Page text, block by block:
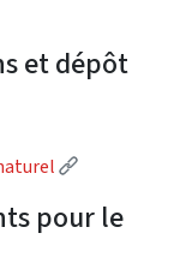
et dépôt
(External
pour le